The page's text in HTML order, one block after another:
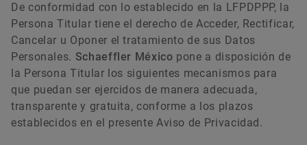
De conformidad con lo establecido en la LFPDPPP, la
Persona Titular tiene el derecho de Acceder, Rectificar,
Cancelar u Oponer el tratamiento de sus Datos
Personales. Schaeffler México pone a disposición de
la Persona Titular los siguientes mecanismos para
que puedan ser ejercidos de manera adecuada,
transparente y gratuita, conforme a los plazos
establecidos en el presente Aviso de Privacidad.